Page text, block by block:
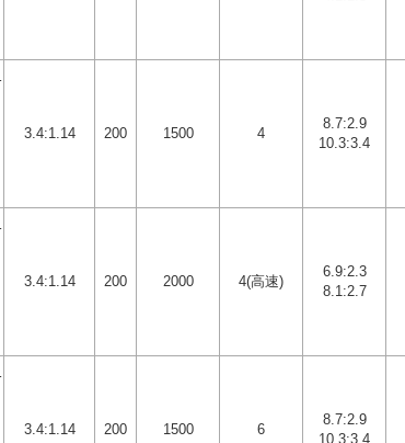
3.4:1.14 200 1500 4
8.7:2.9
10.3:3.4
3.4:1.14 200 2000 4(高速)
6.9:2.3
8.1:2.7
3.4:1.14 200 1500 6
8.7:2.9
10.3:3.4